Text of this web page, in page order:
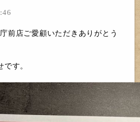
前店ご愛顧いただきありがとう
す。